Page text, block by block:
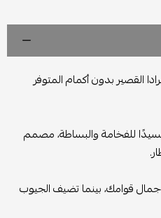
القصير بدون أكمام المتوفر
للفخامة والبساطة، مصمم
جمال قوامك، بينما تضيف الجيوب